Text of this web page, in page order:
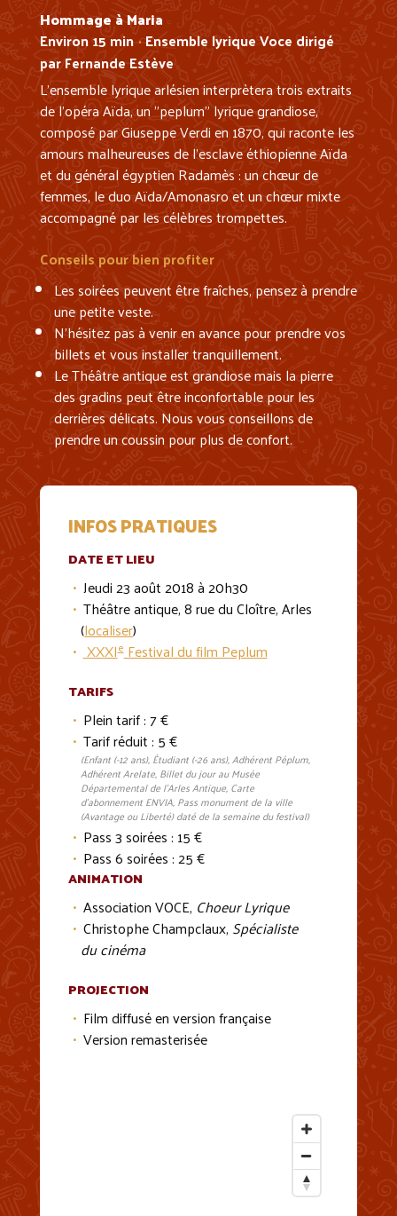
Hommage à Maria
Environ 15 min • Ensemble lyrique Voce dirigé
par Fernande Estève
L’ensemble lyrique arlésien interprètera trois extraits
de l’opéra Aïda, un "peplum" lyrique grandiose,
composé par Giuseppe Verdi en 1870, qui raconte les
amours malheureuses de l'esclave éthiopienne Aïda
et du général égyptien Radamès : un chœur de
femmes, le duo Aïda/Amonasro et un chœur mixte
accompagné par les célèbres trompettes.
Conseils pour bien profiter
Les soirées peuvent être fraîches, pensez à prendre
une petite veste.
N'hésitez pas à venir en avance pour prendre vos
billets et vous installer tranquillement.
Le Théâtre antique est grandiose mais la pierre
des gradins peut être inconfortable pour les
derrières délicats. Nous vous conseillons de
prendre un coussin pour plus de confort.
INFOS PRATIQUES
DATE ET LIEU
Jeudi 23 août 2018 à 20h30
Théâtre antique, 8 rue du Cloître, Arles
(localiser)
XXXIeFestival du film Peplum
TARIFS
Plein tarif : 7 €
Tarif réduit : 5 €
(Enfant (-12 ans), Étudiant (-26 ans), Adhérent Péplum,
Adhérent Arelate, Billet du jour au Musée
Départemental de l'Arles Antique, Carte
d'abonnement ENVIA, Pass monument de la ville
(Avantage ou Liberté) daté de la semaine du festival)
Pass 3 soirées : 15 €
Pass 6 soirées : 25 €
ANIMATION
Association VOCE, Choeur Lyrique
Christophe Champclaux, Spécialiste
du cinéma
PROJECTION
Film diffusé en version française
Version remasterisée